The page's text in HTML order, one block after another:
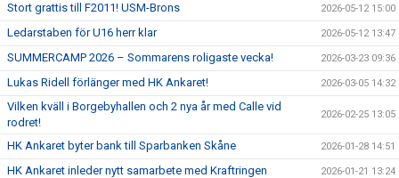
Stort grattis till F2011! USM-Brons 2026-05-12 15:00
Ledarstaben för U16 herr klar 2026-05-12 13:47
SUMMERCAMP 2026 – Sommarens roligaste vecka! 2026-03-23 09:36
Lukas Ridell förlänger med HK Ankaret! 2026-03-05 14:32
Vilken kväll i Borgebyhallen och 2 nya år med Calle vid
rodret!
2026-02-25 13:05
HK Ankaret byter bank till Sparbanken Skåne 2026-01-28 14:51
HK Ankaret inleder nytt samarbete med Kraftringen 2026-01-21 13:24